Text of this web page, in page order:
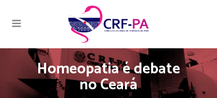
Homeopatia é debate
no Ceará